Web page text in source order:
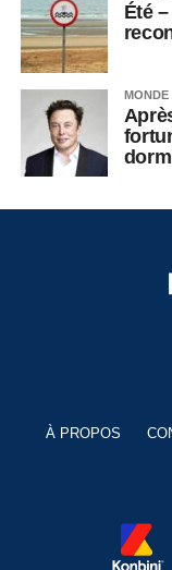
Été
MONDE
À PROPOS